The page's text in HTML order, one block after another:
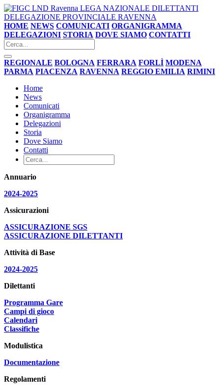
LEGA NAZIONALE DILETTANTI
DELEGAZIONE PROVINCIALE RAVENNA
HOME NEWS COMUNICATI ORGANIGRAMMA
DELEGAZIONI STORIA DOVE SIAMO CONTATTI
REGIONALE BOLOGNA FERRARA FORLÌ MODENA
PARMA PIACENZA RAVENNA REGGIO EMILIA RIMINI
Home
News
Comunicati
Organigramma
Delegazioni
Storia
Dove Siamo
Contatti
Annuario
2024-2025
Assicurazioni
ASSICURAZIONE SGS
ASSICURAZIONE DILETTANTI
Attività di Base
2024-2025
Dilettanti
Programma Gare
Campi di gioco
Calendari
Classifiche
Modulistica
Documentazione
Regolamenti